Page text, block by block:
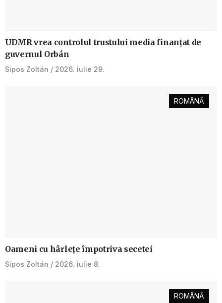
UDMR vrea controlul trustului media finanțat de
guvernul Orbán
Sipos Zoltán 2026. iulie 29.
ROMÂNĂ
Oameni cu hârlețe împotriva secetei
Sipos Zoltán 2026. iulie 8.
ROMÂNĂ